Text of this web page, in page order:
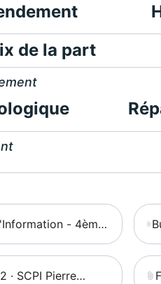
de la part
- 4ème
Expansion Santé
· SCPI Pierre